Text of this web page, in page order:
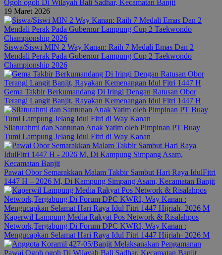
Ogoh ogoh Di Wilayah Bali Sadhar, Kecamatan Banjit
19 Maret 2026
Siswa/Siswi MIN 2 Way Kanan: Raih 7 Medali Emas Dan 2
Mendali Perak Pada Gubernur Lampung Cup 2 Taekwondo
Championship 2026
Gema Takbir Berkumandang Di Iringi Dengan Ratusan Obor
Terangi Langit Banjit, Rayakan Kemenangan Idul Fitri 1447 H
Silaturahmi dan Santunan Anak Yatim oleh Pimpinan PT Buay
Tumi Lampung Jelang Idul Fitri di Way Kanan
Pawai Obor Semarakkan Malam Takbir Sambut Hari Raya IdulFitri
1447 H – 2026 M, Di Kampung Simpang Asam, Kecamatan Banjit
Kaperwil Lampung Media Rakyat Pos Network & Risalahpos
Network,Tergabung Di Forum DPC KWRI, Way Kanan :
Mengucapkan Selamat Hari Raya Idul Fitri 1447 Hijriah- 2026 M